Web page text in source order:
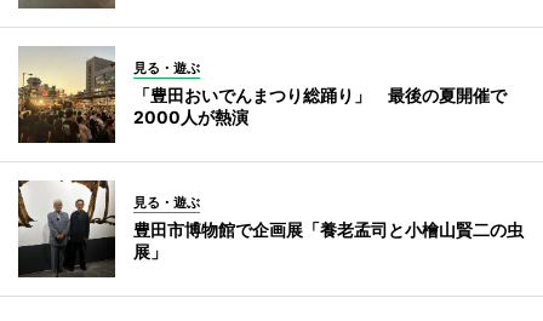
見る・遊ぶ
「豊田おいでんまつり総踊り」 最後の夏開催で
2000人が熱演
見る・遊ぶ
豊田市博物館で企画展「養老孟司と小檜山賢二の虫
展」